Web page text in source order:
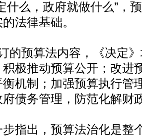
什么，政府就做什么”，
法律基础。
预算法内容，《决定》
极推动预算公开；改进
机制；加强预算执行管
债务管理，防范化解财
出，预算法治化是整